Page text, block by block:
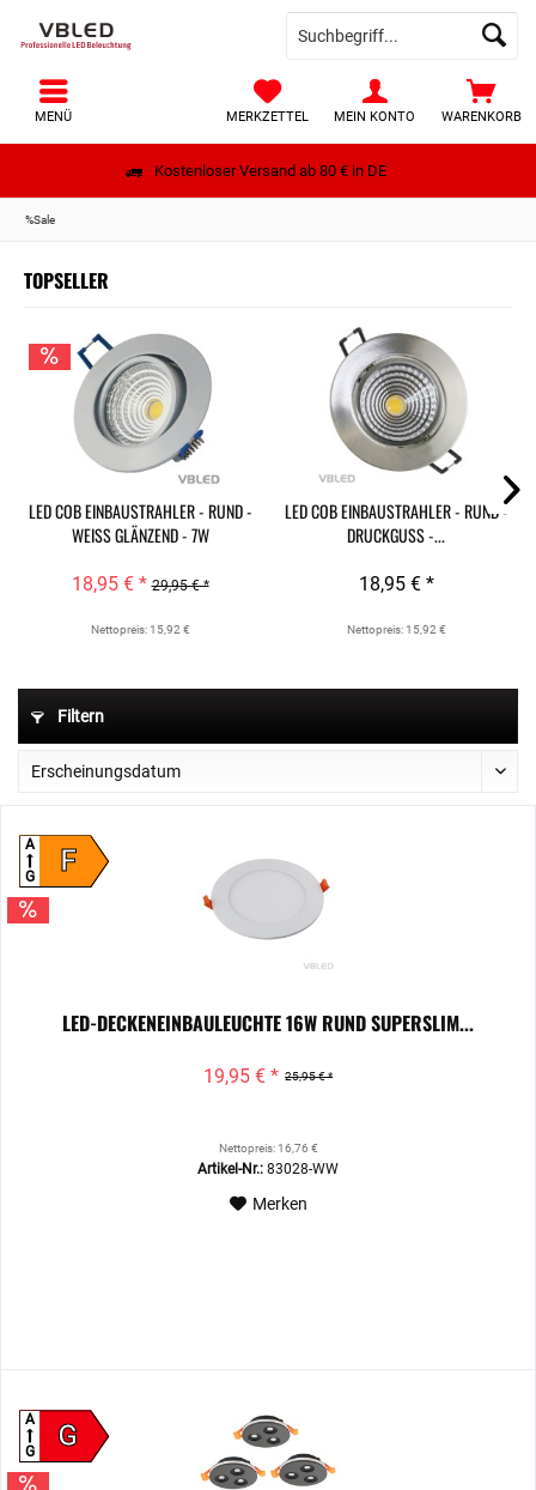
Kostenloser Versand ab 80 € in DE
WARENKORB
MERKZETTEL MEIN KONTO
MENÜ
%Sale
TOPSELLER
LED COB EINBAUSTRAHLER - RUND -
WEISS GLÄNZEND - 7W
18,95 € * 29,95 € *
Nettopreis: 15,92 €
LED COB EINBAUSTRAHLER - RUND -
DRUCKGUSS -...
18,95 € *
Nettopreis: 15,92 €
Filtern
F
A
G
LED-DECKENEINBAULEUCHTE 16W RUND SUPERSLIM...
25,95 € *
19,95 € *
Nettopreis: 16,76 €
Artikel-Nr.: 83028-WW
Merken
G
A
G